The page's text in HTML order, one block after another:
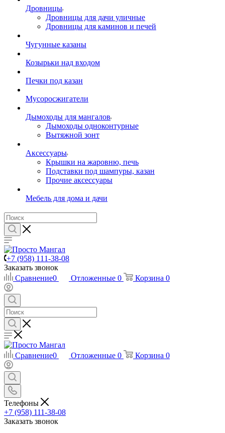
Дровницы
Дровницы для дачи уличные
Дровницы для каминов и печей
Чугунные казаны
Козырьки над входом
Печки под казан
Мусоросжигатели
Дымоходы для мангалов
Дымоходы одноконтурные
Вытяжной зонт
Аксессуары
Крышки на жаровню, печь
Подставки под шампуры, казан
Прочие аксессуары
Мебель для дома и дачи
+7 (958) 111-38-08
Заказать звонок
Сравнение0 Отложенные 0 Корзина 0
Сравнение0 Отложенные 0 Корзина 0
Телефоны
+7 (958) 111-38-08
Заказать звонок